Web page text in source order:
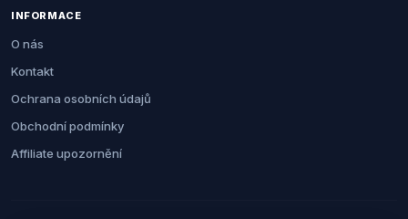
INFORMACE
O nás
Kontakt
Ochrana osobních údajů
Obchodní podmínky
Affiliate upozornění